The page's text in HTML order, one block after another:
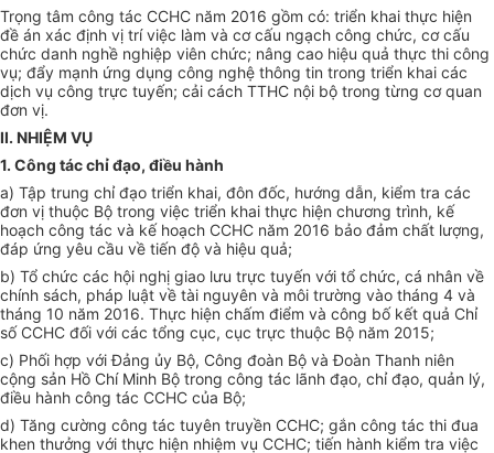
Trọng tâm công tác CCHC năm 2016 gồm có: triển khai thực hiện
đề án xác định vị trí việc làm và cơ cấu ngạch công chức, cơ cấu
chức danh nghề nghiệp viên chức; nâng cao hiệu quả thực thi công
vụ; đẩy mạnh ứng dụng công nghệ thông tin trong triển khai các
dịch vụ công trực tuyến; cải cách TTHC nội bộ trong từng cơ quan
đơn vị.
II. NHIỆM VỤ
1. Công tác chỉ đạo, điều hành
a) Tập trung chỉ đạo triển khai, đôn đốc, hướng dẫn, kiểm tra các
đơn vị thuộc Bộ trong việc triển khai thực hiện chương trình, kế
hoạch công tác và kế hoạch CCHC năm 2016 bảo đảm chất lượng,
đáp ứng yêu cầu về tiến độ và hiệu quả;
b) Tổ chức các hội nghị giao lưu trực tuyến với tổ chức, cá nhân về
chính sách, pháp luật về tài nguyên và môi trường vào tháng 4 và
tháng 10 năm 2016. Thực hiện chấm điểm và công bố kết quả Chỉ
số CCHC đối với các tổng cục, cục trực thuộc Bộ năm 2015;
c) Phối hợp với Đảng ủy Bộ, Công đoàn Bộ và Đoàn Thanh niên
cộng sản Hồ Chí Minh Bộ trong công tác lãnh đạo, chỉ đạo, quản lý,
điều hành công tác CCHC của Bộ;
d) Tăng cường công tác tuyên truyền CCHC; gắn công tác thi đua
khen thưởng với thực hiện nhiệm vụ CCHC; tiến hành kiểm tra việc